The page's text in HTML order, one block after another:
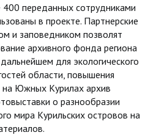
переданных сотрудниками
в проекте. Партнерские
и заповедником позволят
архивного фонда региона
для экологического
области, повышения
на Южных Курилах архив
о разнообразии
мира Курильских островов на